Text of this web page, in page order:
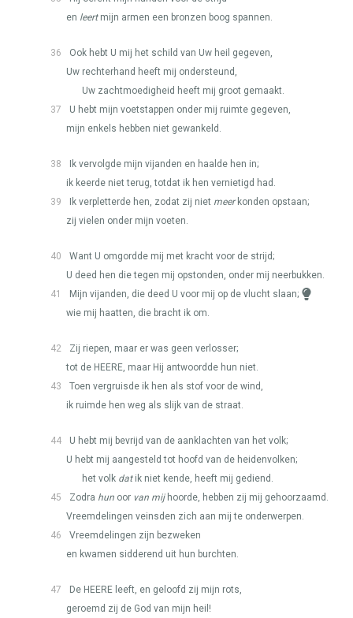
en leertmijn armen een bronzen boog spannen.
36
Ook hebt U mij het schild van Uw heil gegeven,
Uw rechterhand heeft mij ondersteund,
Uw zachtmoedigheid heeft mij groot gemaakt.
37
U hebt mijn voetstappen onder mij ruimte gegeven,
mijn enkels hebben niet gewankeld.
38
Ik vervolgde mijn vijanden en haalde hen in;
ik keerde niet terug, totdat ik hen vernietigd had.
39
Ik verpletterde hen, zodat zij niet meerkonden opstaan;
zij vielen onder mijn voeten.
40
Want U omgordde mij met kracht voor de strijd;
U deed hen die tegen mij opstonden, onder mij neerbukken.
41
Mijn vijanden, die deed U voor mij op de vlucht slaan;
wie mij haatten, die bracht ik om.
42
Zij riepen, maar er was geen verlosser;
tot de HEERE, maar Hij antwoordde hun niet.
43
Toen vergruisde ik hen als stof voor de wind,
ik ruimde hen weg als slijk van de straat.
44
U hebt mij bevrijd van de aanklachten van het volk;
U hebt mij aangesteld tot hoofd van de heidenvolken;
het volk datik niet kende, heeft mij gediend.
45
Zodra hun oor van mijhoorde, hebben zij mij gehoorzaamd.
Vreemdelingen veinsden zich aan mij te onderwerpen.
46
Vreemdelingen zijn bezweken
en kwamen sidderend uit hun burchten.
47 De HEERE leeft, en geloofd zij mijn rots,
geroemd zij de God van mijn heil!